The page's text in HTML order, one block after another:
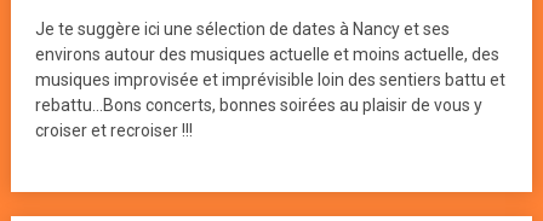
Je te suggère ici une sélection de dates à Nancy et ses
environs autour des musiques actuelle et moins actuelle, des
musiques improvisée et imprévisible loin des sentiers battu et
rebattu...Bons concerts, bonnes soirées au plaisir de vous y
croiser et recroiser !!!